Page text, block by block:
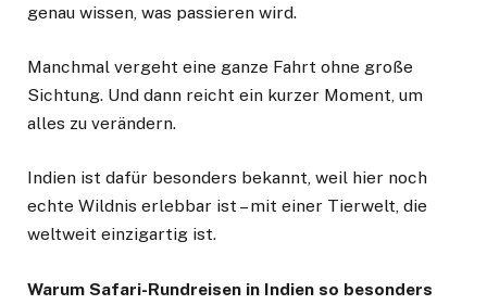
genau wissen, was passieren wird.
Manchmal vergeht eine ganze Fahrt ohne große
Sichtung. Und dann reicht ein kurzer Moment, um
alles zu verändern.
Indien ist dafür besonders bekannt, weil hier noch
echte Wildnis erlebbar ist – mit einer Tierwelt, die
weltweit einzigartig ist.
Warum Safari-Rundreisen in Indien so besonders